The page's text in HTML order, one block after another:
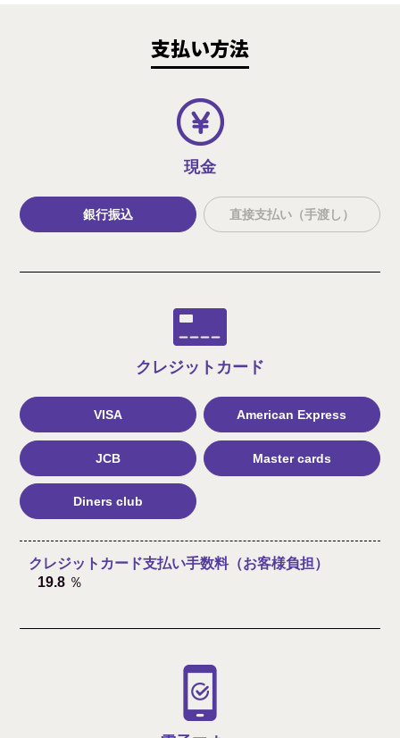
支払い方法
現金
銀行振込 直接支払い（手渡し）
クレジット カード
VISA American Express
JCB Master cards
Diners club
クレジットカード支払い手数料（お客様負担）
19.8